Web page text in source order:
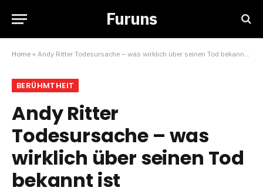
Furuns
Home » Andy Ritter Todesursache – was wirklich über seinen Tod bekannt ist
BERÜHMTHEIT
Andy Ritter
Todesursache – was
wirklich über seinen Tod
bekannt ist